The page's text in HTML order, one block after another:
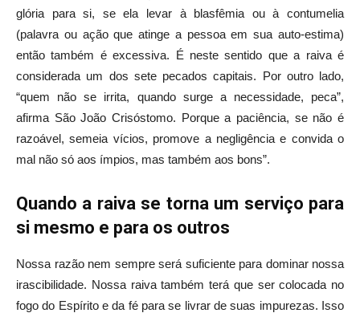
glória para si, se ela levar à blasfêmia ou à contumelia
(palavra ou ação que atinge a pessoa em sua auto-estima)
então também é excessiva. É neste sentido que a raiva é
considerada um dos sete pecados capitais. Por outro lado,
“quem não se irrita, quando surge a necessidade, peca”,
afirma São João Crisóstomo. Porque a paciência, se não é
razoável, semeia vícios, promove a negligência e convida o
mal não só aos ímpios, mas também aos bons”.
Quando a raiva se torna um serviço para
si mesmo e para os outros
Nossa razão nem sempre será suficiente para dominar nossa
irascibilidade. Nossa raiva também terá que ser colocada no
fogo do Espírito e da fé para se livrar de suas impurezas. Isso